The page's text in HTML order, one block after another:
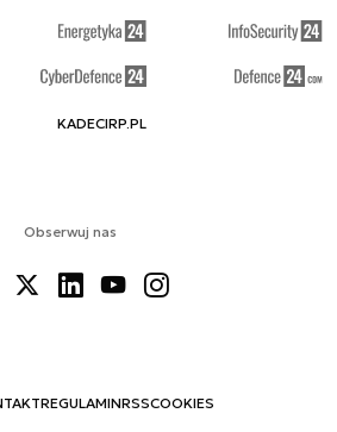
Obserwuj nas
REGULAMINRSSCOOKIES
KADECIRP.PL